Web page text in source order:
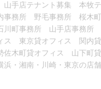
手店テナント募集 本牧
務所 野毛事務所 桜木
町事務所 山手店事務所
ス 東京貸オフィス 関内
木町貸オフィス 山下町
・湘南・川崎・東京の店